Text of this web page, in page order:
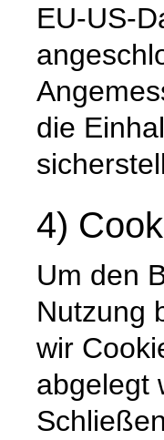
EU-US-
die
4)
Um den
Nutzung
wir
abgelegt